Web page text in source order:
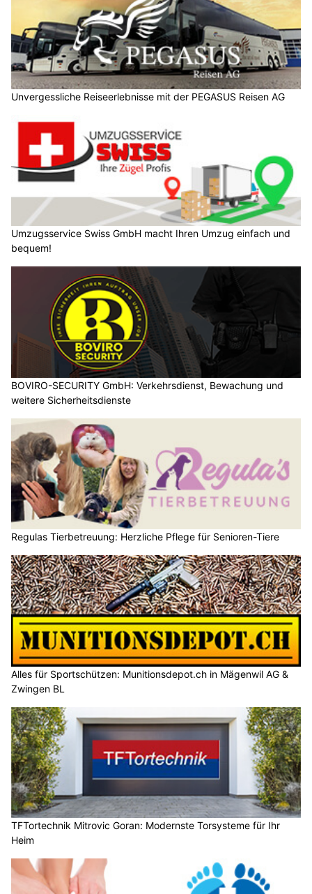
Unvergessliche Reiseerlebnisse mit der PEGASUS Reisen AG
Umzugsservice Swiss GmbH macht Ihren Umzug einfach und
bequem!
BOVIRO-SECURITY GmbH: Verkehrsdienst, Bewachung und
weitere Sicherheitsdienste
Regulas Tierbetreuung: Herzliche Pflege für Senioren-Tiere
Alles für Sportschützen: Munitionsdepot.ch in Mägenwil AG &
Zwingen BL
TFTortechnik Mitrovic Goran: Modernste Torsysteme für Ihr
Heim